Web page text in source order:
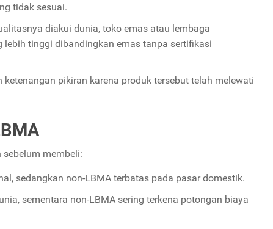
tidak sesuai.
diakui dunia, toko emas atau lembaga
tinggi dibandingkan emas tanpa sertifikasi
pikiran karena produk tersebut telah melewati
membeli:
sedangkan non-LBMA terbatas pada pasar domestik.
sementara non-LBMA sering terkena potongan biaya